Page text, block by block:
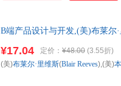
B端产品设计与开发,(美)布莱尔
团购优惠咨询：13284178503
¥17.04 定价： ¥48.00 (3.55折)
(美)布莱尔·里维斯(Blair Reeves),(美)